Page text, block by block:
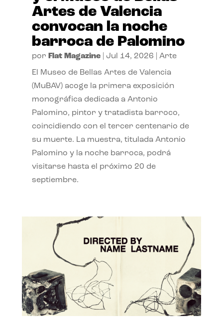
Artes de Valencia
convocan la noche
barroca de Palomino
por Flat Magazine| Jul 14, 2026 Arte
El Museo de Bellas Artes de Valencia
(MuBAV) acoge la primera exposición
monográfica dedicada a Antonio
Palomino, pintor y tratadista barroco,
coincidiendo con el tercer centenario de
su muerte. La muestra, titulada Antonio
Palomino y la noche barroca, podrá
visitarse hasta el próximo 20 de
septiembre.